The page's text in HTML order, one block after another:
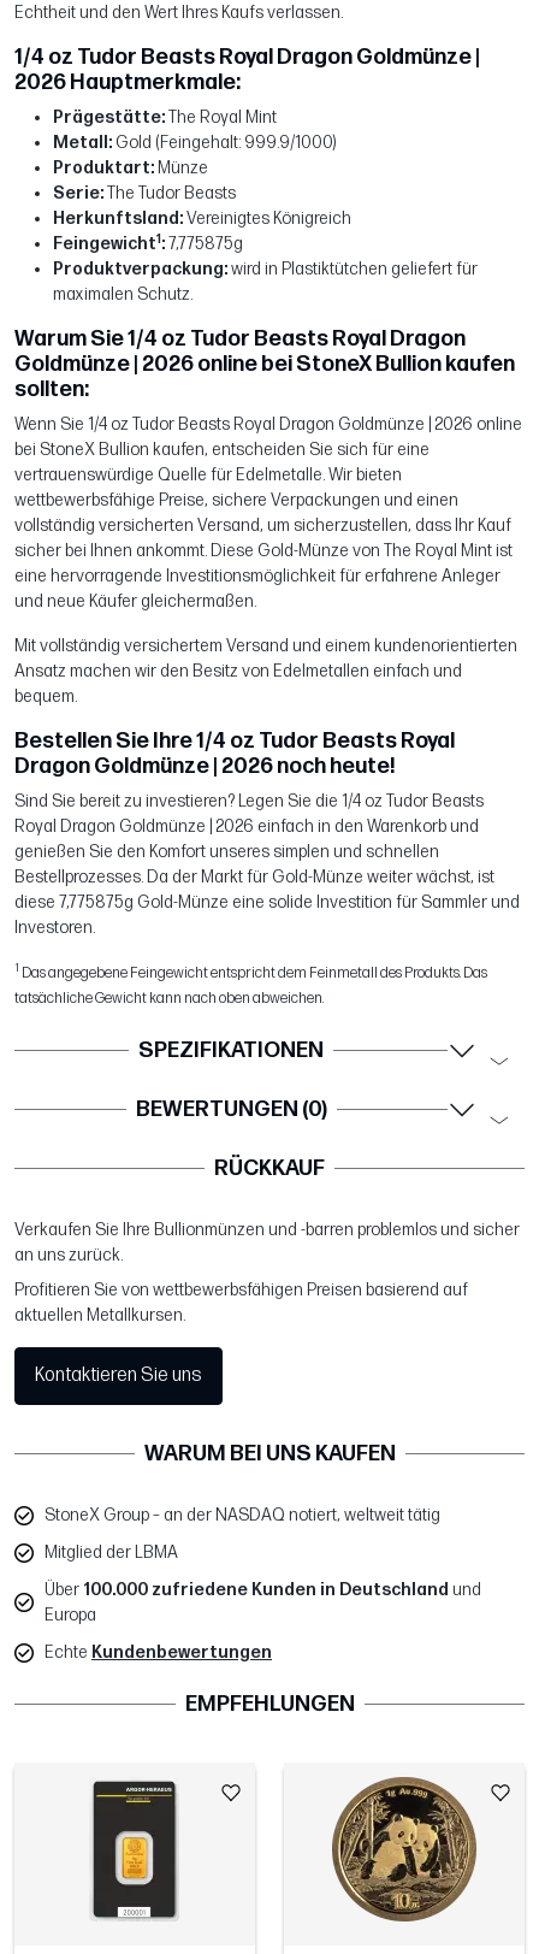
Echtheit und den Wert Ihres Kaufs verlassen.
1/4 oz Tudor Beasts Royal Dragon Goldmünze |
2026 Hauptmerkmale:
Prägestätte:The Royal Mint
Metall: Gold (Feingehalt: 999.9/1000)
Produktart: Münze
Serie:The Tudor Beasts
Herkunftsland:Vereinigtes Königreich
Feingewicht1:7,775875g
Produktverpackung:wird in Plastiktütchen geliefert für
maximalen Schutz.
Warum Sie 1/4 oz Tudor Beasts Royal Dragon
Goldmünze | 2026 online bei StoneX Bullion kaufen
sollten:
Wenn Sie 1/4 oz Tudor Beasts Royal Dragon Goldmünze | 2026 online
bei StoneX Bullion kaufen, entscheiden Sie sich für eine
vertrauenswürdige Quelle für Edelmetalle. Wir bieten
wettbewerbsfähige Preise, sichere Verpackungen und einen
vollständig versicherten Versand, um sicherzustellen, dass Ihr Kauf
sicher bei Ihnen ankommt. Diese Gold-Münze von The Royal Mint ist
eine hervorragende Investitionsmöglichkeit für erfahrene Anleger
und neue Käufer gleichermaßen.
Mit vollständig versichertem Versand und einem kundenorientierten
Ansatz machen wir den Besitz von Edelmetallen einfach und
bequem.
Bestellen Sie Ihre 1/4 oz Tudor Beasts Royal
Dragon Goldmünze | 2026 noch heute!
Sind Sie bereit zu investieren? Legen Sie die 1/4 oz Tudor Beasts
Royal Dragon Goldmünze | 2026 einfach in den Warenkorb und
genießen Sie den Komfort unseres simplen und schnellen
Bestellprozesses. Da der Markt für Gold-Münze weiter wächst, ist
diese 7,775875g Gold-Münze eine solide Investition für Sammler und
Investoren.
1 Das angegebene Feingewicht entspricht dem Feinmetall des Produkts. Das
tatsächliche Gewicht kann nach oben abweichen.
SPEZIFIKATIONEN
BEWERTUNGEN (0)
RÜCKKAUF
Verkaufen Sie Ihre Bullionmünzen und -barren problemlos und sicher
an uns zurück.
Profitieren Sie von wettbewerbsfähigen Preisen basierend auf
aktuellen Metallkursen.
Kontaktieren Sie uns
WARUM BEI UNS KAUFEN
StoneX Group – an der NASDAQ notiert, weltweit tätig
Mitglied der LBMA
Über 100.000 zufriedene Kunden in Deutschland und
Europa
Echte Kundenbewertungen
EMPFEHLUNGEN